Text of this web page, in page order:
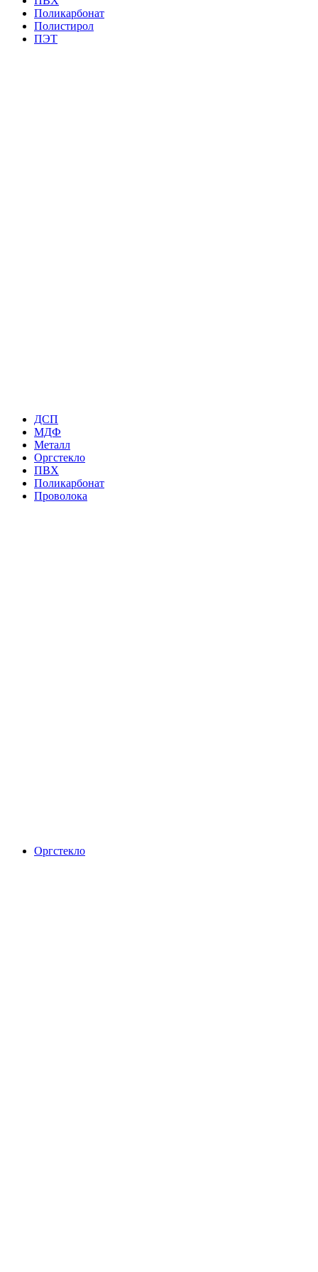
Поликарбонат
Полистирол
ПЭТ
ДСП
МДФ
Металл
Оргстекло
ПВХ
Поликарбонат
Проволока
Оргстекло